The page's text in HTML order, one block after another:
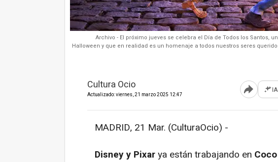
Archivo - El próximo jueves se celebra el Día de Todos los Santos,
Halloween y que en realidad es un homenaje a todos nuestros seres
Cultura Ocio
Actualizado: viernes, 21 marzo 2025 12:47 Abrir IA
MADRID, 21 Mar. (CulturaOcio) -
Disney y Pixarya están trabajando en